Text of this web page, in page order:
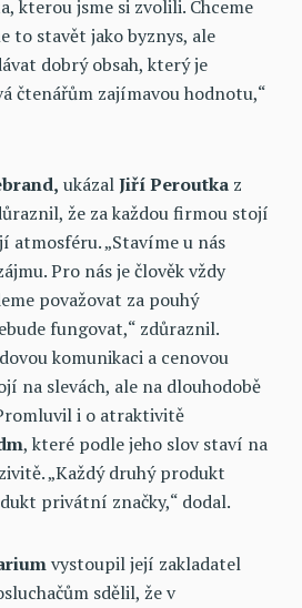
kterou jsme si zvolili. Chceme
to stavět jako byznys, ale
dobrý obsah, který je
čtenářům zajímavou hodnotu,“
ukázalJiří Peroutka z
že za každou firmou stojí
atmosféru. „Stavíme u nás
Pro nás je člověk vždy
považovat za pouhý
fungovat,“ zdůraznil.
komunikaci a cenovou
na slevách, ale na dlouhodobě
i o atraktivitě
, které podle jeho slov staví na
„Každý druhý produkt
privátní značky,“ dodal.
vystoupil její zakladatel
sdělil, že v